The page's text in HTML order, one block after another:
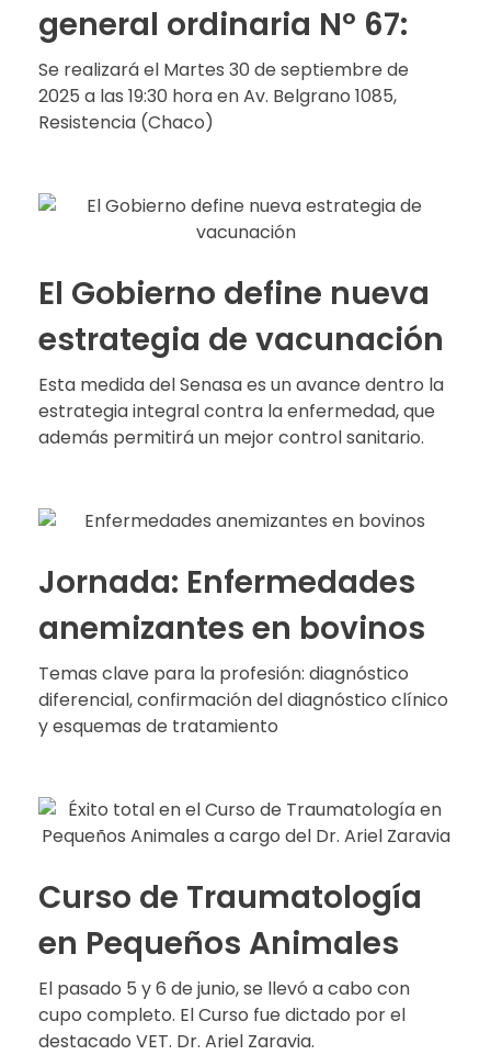
general ordinaria Nº 67:
Se realizará el Martes 30 de septiembre de
2025 a las 19:30 hora en Av. Belgrano 1085,
Resistencia (Chaco)
El Gobierno define nueva
estrategia de vacunación
Esta medida del Senasa es un avance dentro la
estrategia integral contra la enfermedad, que
además permitirá un mejor control sanitario.
Jornada: Enfermedades
anemizantes en bovinos
Temas clave para la profesión: diagnóstico
diferencial, confirmación del diagnóstico clínico
y esquemas de tratamiento
Curso de Traumatología
en Pequeños Animales
El pasado 5 y 6 de junio, se llevó a cabo con
cupo completo. El Curso fue dictado por el
destacado VET. Dr. Ariel Zaravia.